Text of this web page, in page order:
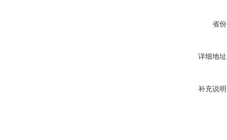
省
详细地
补充说